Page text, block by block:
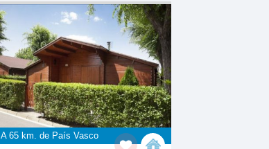
A 65 km. de País Vasco